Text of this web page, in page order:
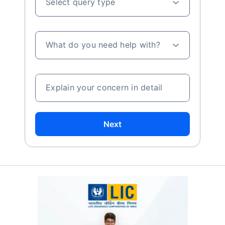
What do you need help with?
Explain your concern in detail
Next